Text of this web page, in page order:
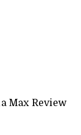
Max Review